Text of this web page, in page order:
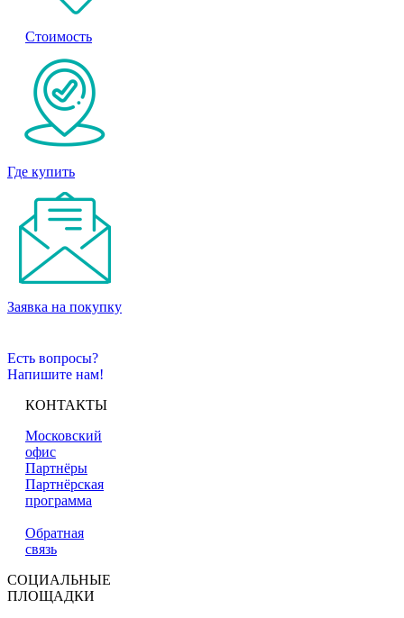
Стоимость
Где купить
Заявка на покупку
Есть вопросы?
Напишите нам!
КОНТАКТЫ
Московский
офис
Партнёры
Партнёрская
программа
Обратная
связь
СОЦИАЛЬНЫЕ
ПЛОЩАДКИ